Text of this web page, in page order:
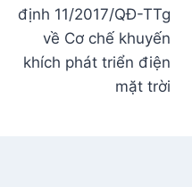
định 11/2017/QĐ-TTg
về Cơ chế khuyến
khích phát triển điện
mặt trời